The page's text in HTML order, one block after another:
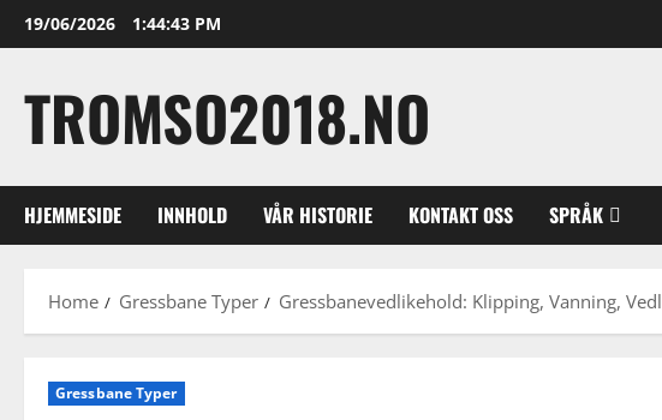
Skip
to
19/06/2026 1:44:44 PM
TROMSO2018.NO
HJEMMESIDE INNHOLD VÅR HISTORIE KONTAKT OSS SPRÅK
Home Gressbane Typer Gressbanevedlikehold: Klipping, Vanning,
Gressbane Typer